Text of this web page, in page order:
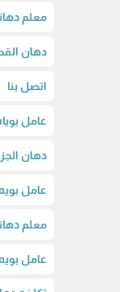
معلم
دهان
اتصل بنا
عامل
دهان
عامل
معلم
عامل